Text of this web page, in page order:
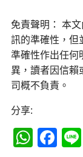
免責聲明： 本
訊的準確性，但
準確性作出任何
異，讀者因信賴
司概不負責。
分享: